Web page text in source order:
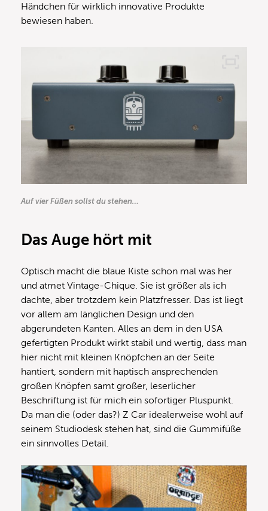
Händchen für wirklich innovative Produkte
bewiesen haben.
Auf vier Füßen sollst du stehen…
Das Auge hört mit
Optisch macht die blaue Kiste schon mal was her
und atmet Vintage-Chique. Sie ist größer als ich
dachte, aber trotzdem kein Platzfresser. Das ist liegt
vor allem am länglichen Design und den
abgerundeten Kanten. Alles an dem in den USA
gefertigten Produkt wirkt stabil und wertig, dass man
hier nicht mit kleinen Knöpfchen an der Seite
hantiert, sondern mit haptisch ansprechenden
großen Knöpfen samt großer, leserlicher
Beschriftung ist für mich ein sofortiger Pluspunkt.
Da man die (oder das?) Z Car idealerweise wohl auf
seinem Studiodesk stehen hat, sind die Gummifüße
ein sinnvolles Detail.